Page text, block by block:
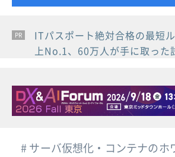
PR
PR
PR
ITパスポート絶対合格の最短
上No.1、60万人が手に取った
# サーバ仮想化・コンテナのホ